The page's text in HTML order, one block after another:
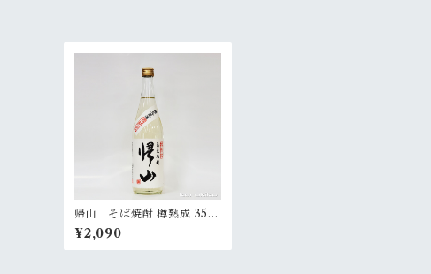
帰山 そば焼酎 樽熟成 35度
720ml
¥2,090